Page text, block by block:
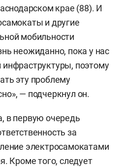
крае (88). И
и другие
мобильности
неожиданно, пока у нас
поэтому
эту проблему
— подчеркнул он.
в первую очередь
за
электросамокатами
Кроме того, следует